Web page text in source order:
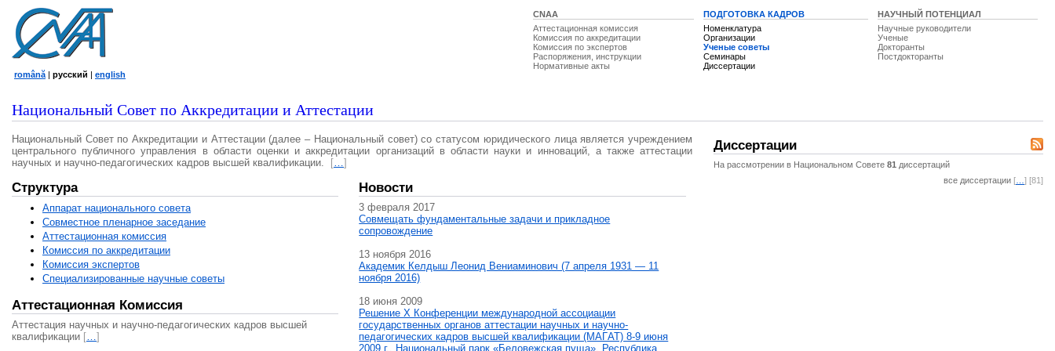
CNAA
Аттестационная комиссия
Комиссия по аккредитации
Комиссия по экспертов
Распоряжения, инструкции
Нормативные акты
ПОДГОТОВКА КАДРОВ
Номенклатура
Организации
Ученые советы
Семинары
Диссертации
НАУЧНЫЙ ПОТЕНЦИАЛ
Научные руководители
Ученые
Докторанты
Постдокторанты
română | русский | english
Национальный Совет по Аккредитации и Аттестации
Национальный Совет по Аккредитации и Аттестации (далее – Национальный совет) со статусом юридического лица является учреждением
центрального публичного управления в области оценки и аккредитации организаций в области науки и инноваций, а также аттестации
научных и научно-педагогических кадров высшей квалификации.
[…]
Структура
Аппарат национального совета
Совместное пленарное заседание
Аттестационная комисcия
Комиссия по аккредитации
Комиссия экспертов
Специализированные научные советы
Аттестационная Комиссия
Аттестация научных и научно-педагогических кадров высшей
квалификации […]
Новости
3 февраля 2017
Совмещать фундаментальные задачи и прикладное
сопровождение
13 ноября 2016
Академик Келдыш Леонид Вениаминович (7 апреля 1931 — 11
ноября 2016)
18 июня 2009
Решение X Конференции международной ассоциации
государственных органов аттестации научных и научно-
педагогических кадров высшей квалификации (МАГAT) 8-9 июня
2009 г., Национальный парк «Беловежская пуща», Республика
Диссертации
На рассмотрении в Национальном Совете 81 диссертаций
все диссертации [ ] [81]